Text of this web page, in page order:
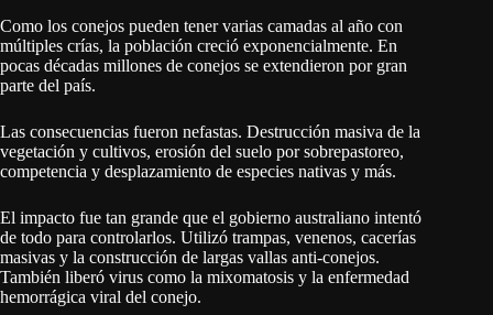
Como los conejos pueden tener varias camadas al año con
múltiples crías, la población creció exponencialmente. En
pocas décadas millones de conejos se extendieron por gran
parte del país.
Las consecuencias fueron nefastas. Destrucción masiva de la
vegetación y cultivos, erosión del suelo por sobrepastoreo,
competencia y desplazamiento de especies nativas y más.
El impacto fue tan grande que el gobierno australiano intentó
de todo para controlarlos. Utilizó trampas, venenos, cacerías
masivas y la construcción de largas vallas anti-conejos.
También liberó virus como la mixomatosis y la enfermedad
hemorrágica viral del conejo.